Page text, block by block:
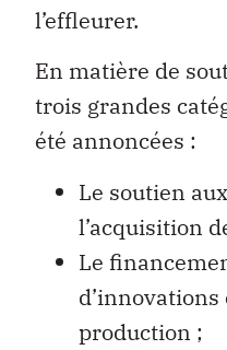
l’effleurer.
En matière de
trois grandes
été annoncées :
Le soutien
l’acquisition
Le
d’innovations
production ;